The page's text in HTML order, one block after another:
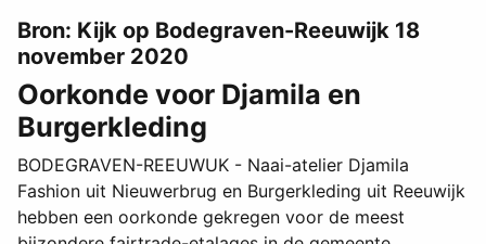
Bron: Kijk op Bodegraven-Reeuwijk 18
november 2020
Oorkonde voor Djamila en
Burgerkleding
BODEGRAVEN-REEUWUK - Naai-atelier Djamila
Fashion uit Nieuwerbrug en Burgerkleding uit Reeuwijk
hebben een oorkonde gekregen voor de meest